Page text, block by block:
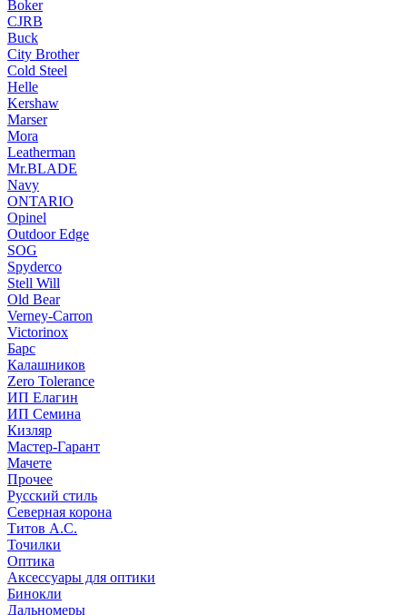
Boker
CJRB
Buck
City Brother
Cold Steel
Helle
Kershaw
Marser
Mora
Leatherman
Mr.BLADE
Navy
ONTARIO
Opinel
Outdoor Edge
SOG
Spyderco
Stell Will
Old Bear
Verney-Carron
Victorinox
Барс
Калашников
Zero Tolerance
ИП Елагин
ИП Семина
Кизляр
Мастер-Гарант
Мачете
Прочее
Русский стиль
Северная корона
Титов А.С.
Точилки
Оптика
Аксессуары для оптики
Бинокли
Дальномеры